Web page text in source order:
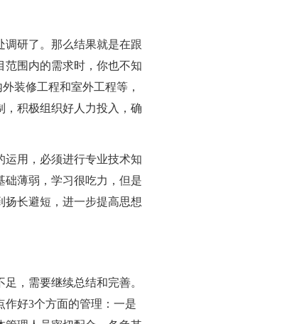
调研了。那么结果就是在跟
范围内的需求时，你也不知
外装修工程和室外工程等，
，积极组织好人力投入，确
用，必须进行专业技术知
础薄弱，学习很吃力，但是
扬长避短，进一步提高思想
，需要继续总结和完善。
作好3个方面的管理：一是